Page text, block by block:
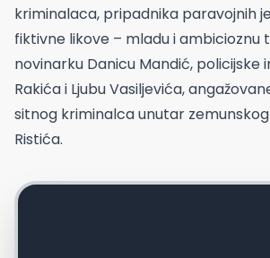
kriminalaca, pripadnika paravojnih
fiktivne likove – mladu i ambicioznu
novinarku Danicu Mandić, policijske
Rakića i Ljubu Vasiljevića,
sitnog kriminalca unutar
Ristića.